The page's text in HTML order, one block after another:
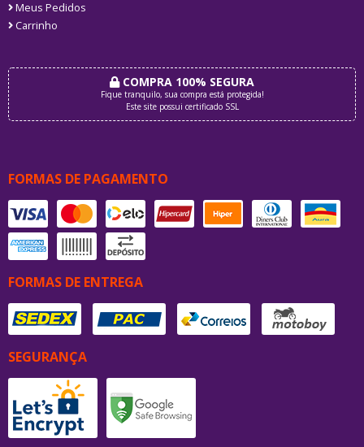
Meus Pedidos
Carrinho
COMPRA 100% SEGURA
Fique tranquilo, sua compra está protegida!
Este site possui certificado SSL
FORMAS DE PAGAMENTO
FORMAS DE ENTREGA
SEGURANÇA